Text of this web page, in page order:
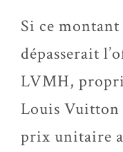
Si ce
dépasserait
LVMH,
Louis Vuitton
prix unitaire